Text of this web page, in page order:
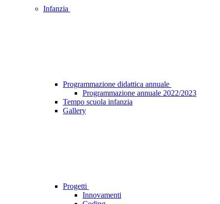
Infanzia
Programmazione didattica annuale
Programmazione annuale 2022/2023
Tempo scuola infanzia
Gallery
Progetti
Innovamenti